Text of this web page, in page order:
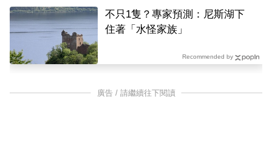
不只1隻？專家預測：尼斯湖下
住著「水怪家族」
Recommended by
廣告 / 請繼續往下閱讀